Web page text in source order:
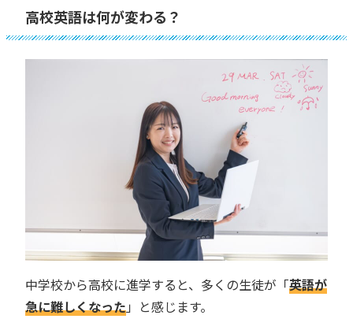
高校英語は何が変わる？
中学校から高校に進学すると、多くの生徒が「英語が
急に難しくなった」と感じます。